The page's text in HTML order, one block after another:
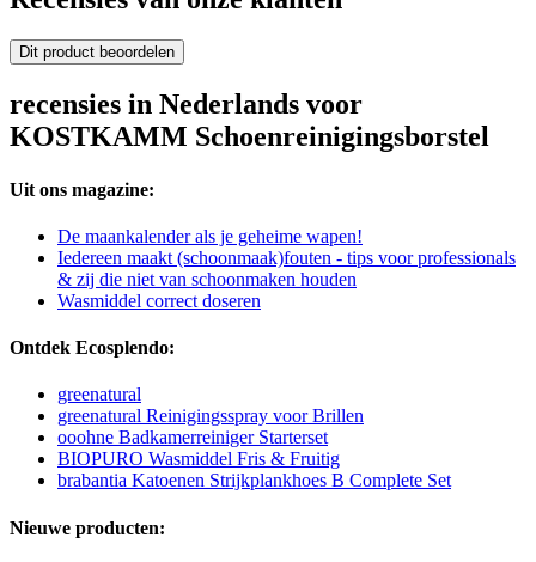
Dit product beoordelen
recensies in Nederlands voor
KOSTKAMM Schoenreinigingsborstel
Uit ons magazine:
De maankalender als je geheime wapen!
Iedereen maakt (schoonmaak)fouten - tips voor professionals
& zij die niet van schoonmaken houden
Wasmiddel correct doseren
Ontdek Ecosplendo:
greenatural
greenatural Reinigingsspray voor Brillen
ooohne Badkamerreiniger Starterset
BIOPURO Wasmiddel Fris & Fruitig
brabantia Katoenen Strijkplankhoes B Complete Set
Nieuwe producten: